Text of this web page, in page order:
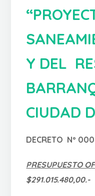
Y DEL
CIUDAD
DECRETO Nº
PRESUPUESTO
$291.015.480,00.-